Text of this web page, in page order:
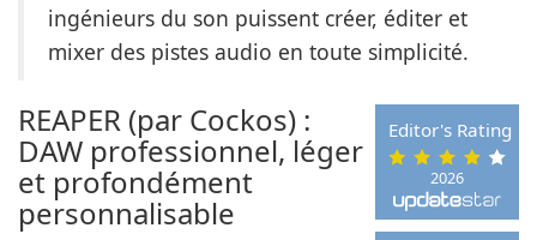
ingénieurs du son puissent créer, éditer et
mixer des pistes audio en toute simplicité.
2026
Editor's Rating
REAPER (par Cockos) :
DAW professionnel, léger
et profondément
personnalisable